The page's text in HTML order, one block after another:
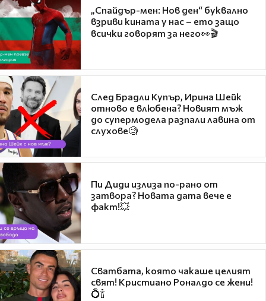
„Спайдър-мен: Нов ден“ буквално
взриви кината у нас – ето защо
всички говорят за него👀🎬
След Брадли Купър, Ирина Шейк
отново е влюбена? Новият мъж
до супермодела разпали лавина от
слухове🧐
Пи Диди излиза по-рано от
затвора? Новата дата вече е
факт!💥
Сватбата, която чакаше целият
свят! Кристиано Роналдо се жени!
💍🍾